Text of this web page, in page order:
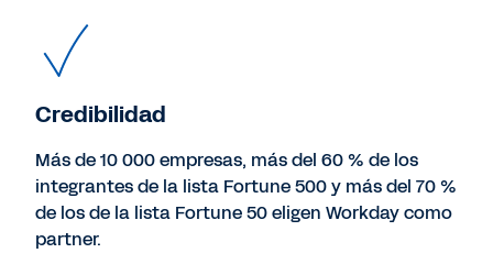
Credibilidad
Más de 10 000 empresas, más del 60 % de los
integrantes de la lista Fortune 500 y más del 70 %
de los de la lista Fortune 50 eligen Workday como
partner.